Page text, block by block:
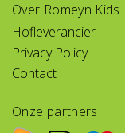
Over Romeyn Kids
Hofleverancier
Privacy Policy
Contact
Onze partners